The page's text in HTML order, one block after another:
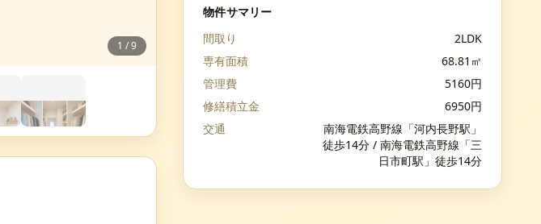
1 /9
物件サマリー
間取り
2LDK
専有面積
68.81 ㎡
管理費
5160円
修繕積立金
6950円
交通
南海電鉄高野線「河内長野駅」
徒歩14分 / 南海電鉄高野線「三
日市町駅」徒歩14分